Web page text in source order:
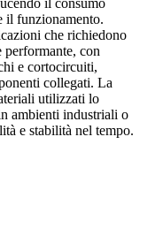
il funzionamento.
che richiedono
performante, con
e cortocircuiti,
collegati. La
utilizzati lo
ambienti industriali o
e stabilità nel tempo.